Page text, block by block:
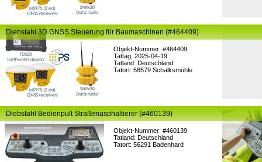
Objekt-Nummer: #464409
Tattag: 2025-04-19
Tatland: Deutschland
Tatort: 58579 Schalksmühle
Diebstahl 3D GNSS Steuerung für Baumaschinen (#464409)
Objekt-Nummer: #460139
Tatland: Deutschland
Tatort: 56291 Badenhard
Diebstahl Bedienpult Straßenasphaltierer (#460139)